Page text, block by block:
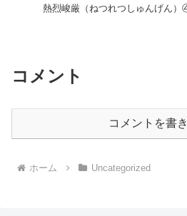
熱烈峻厳（ねつれつしゅんげん
コメント
コメントを書
ホーム Uncategorized